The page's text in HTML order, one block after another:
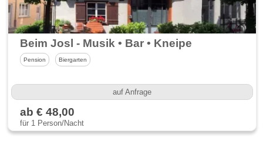
Beim Josl - Musik • Bar • Kneipe
Pension Biergarten
auf Anfrage
ab € 48,00
für 1 Person/Nacht